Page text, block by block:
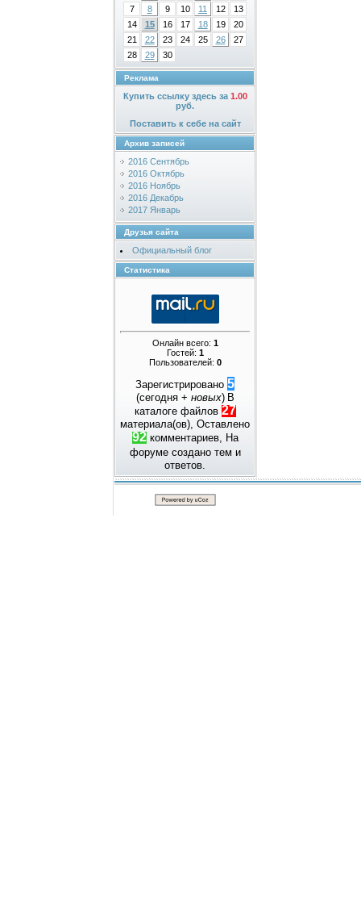
7
8 9 10 11 12
13
14
15 16 17 18 19
20
21
22 23 24 25 26
27
28
29 30
Реклама
Купить ссылку здесь за 1.00
руб.
Поставить к себе на сайт
Архив записей
2016 Сентябрь
2016 Октябрь
2016 Ноябрь
2016 Декабрь
2017 Январь
Друзья сайта
Официальный блог
Статистика
Онлайн всего: 1
Гостей: 1
Пользователей: 0
Зарегистрировано 5
(сегодня + новых) В
каталоге файлов 27
материала(ов), Оставлено
92комментариев, На
форуме создано тем и
ответов.